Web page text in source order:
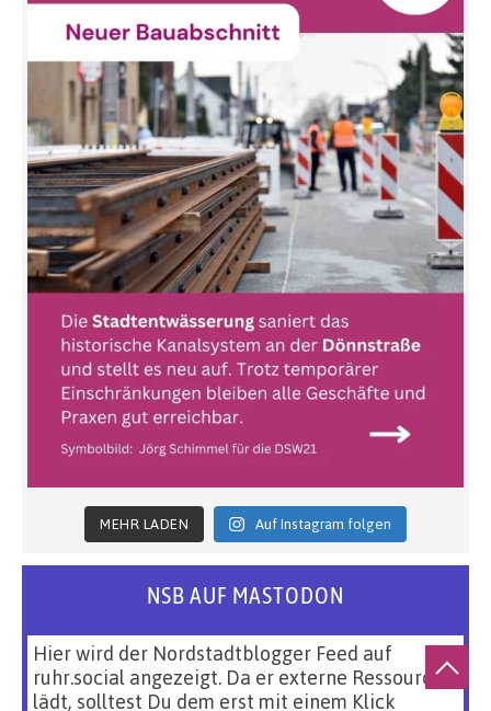
MEHR LADEN Auf Instagram folgen
NSB AUF MASTODON
Hier wird der Nordstadtblogger Feed auf
ruhr.social angezeigt. Da er externe Ressourcen
lädt, solltest Du dem erst mit einem Klick